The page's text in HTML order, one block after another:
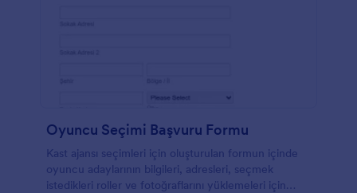
Oyuncu Seçimi Başvuru Formu
Kast ajansı seçimleri için oluşturulan formun içinde
oyuncu adaylarının bilgileri, adresleri, seçmek
istedikleri roller ve fotoğraflarını yüklemeleri için